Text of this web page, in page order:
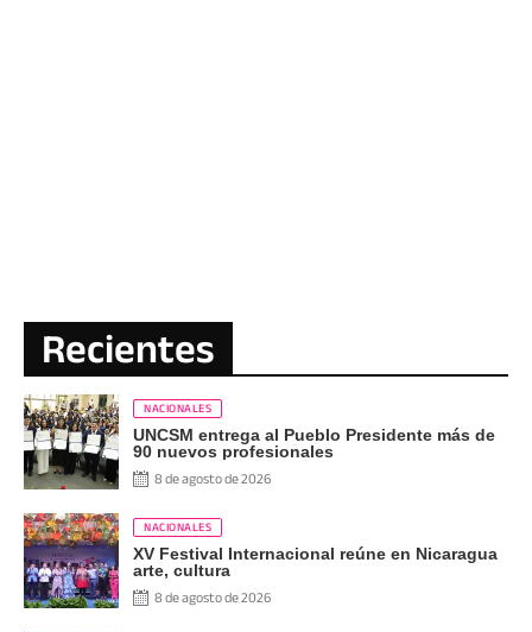
Recientes
NACIONALES
UNCSM entrega al Pueblo Presidente más de
90 nuevos profesionales
8 de agosto de 2026
NACIONALES
XV Festival Internacional reúne en Nicaragua
arte, cultura
8 de agosto de 2026